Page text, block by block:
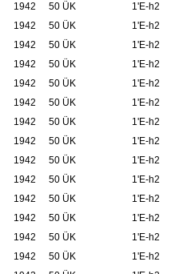
1942 50 ÜK 1'E-h2
1942 50 ÜK 1'E-h2
1942 50 ÜK 1'E-h2
1942 50 ÜK 1'E-h2
1942 50 ÜK 1'E-h2
1942 50 ÜK 1'E-h2
1942 50 ÜK 1'E-h2
1942 50 ÜK 1'E-h2
1942 50 ÜK 1'E-h2
1942 50 ÜK 1'E-h2
1942 50 ÜK 1'E-h2
1942 50 ÜK 1'E-h2
1942 50 ÜK 1'E-h2
1942 50 ÜK 1'E-h2